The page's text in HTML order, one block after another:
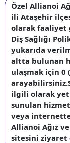
Özel Allianoi
ili Ataşehir
olarak faaliyet
Diş Sağlığı
yukarıda
altta bulunan
ulaşmak için 0
ilgili olarak
sunulan
veya
Allianoi Ağız
sitesini ziyaret